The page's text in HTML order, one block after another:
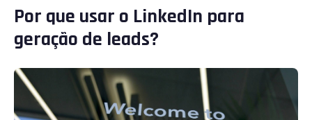
Por que usar o LinkedIn para
geração de leads?